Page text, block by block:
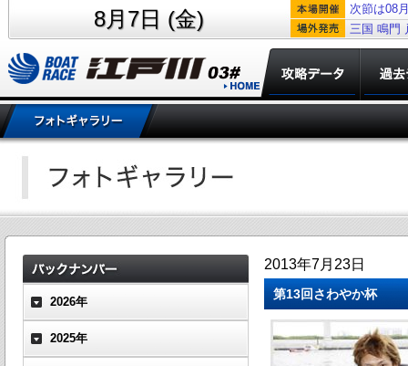
8月7日 (金)
次節は08
三国 鳴門
2026年
2025年
2013年7月23日
第13回さわやか杯